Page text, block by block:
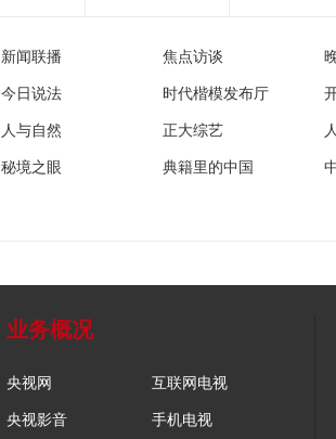
新闻联播 焦点访谈
今日说法 时代楷模发布厅
人与自然 正大综艺
秘境之眼 典籍里的中国
业务概况
央视网 互联网电视
央视影音 手机电视